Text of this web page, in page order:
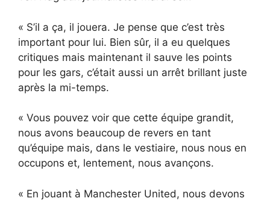
« S’il a ça, il jouera. Je pense que c’est très
important pour lui. Bien sûr, il a eu quelques
critiques mais maintenant il sauve les points
pour les gars, c’était aussi un arrêt brillant juste
après la mi-temps.
« Vous pouvez voir que cette équipe grandit,
nous avons beaucoup de revers en tant
qu’équipe mais, dans le vestiaire, nous nous en
occupons et, lentement, nous avançons.
« En jouant à Manchester United, nous devons